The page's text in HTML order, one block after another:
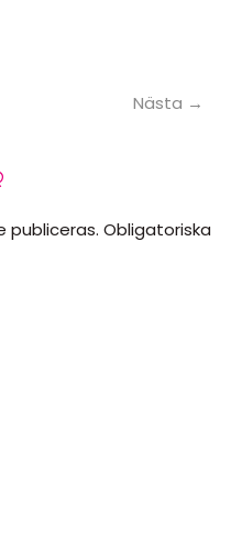
Nästa →
Obligatoriska